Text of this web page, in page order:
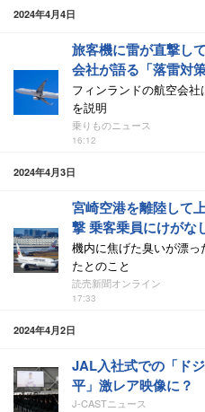
2024年4月4日
旅客機に雷が直撃し
会社が語る「落雷対策
フィンランドの航空会
を説明
乗りものニュース
16:12
2024年4月3日
宮崎空港を離陸して
撃 乗客乗員にけがな
機内に焦げた臭いが漂
たとのこと
読売新聞オンライン
17:33
2024年4月2日
JAL入社式での「ド
平」激レア映像に？
J-CASTニュース